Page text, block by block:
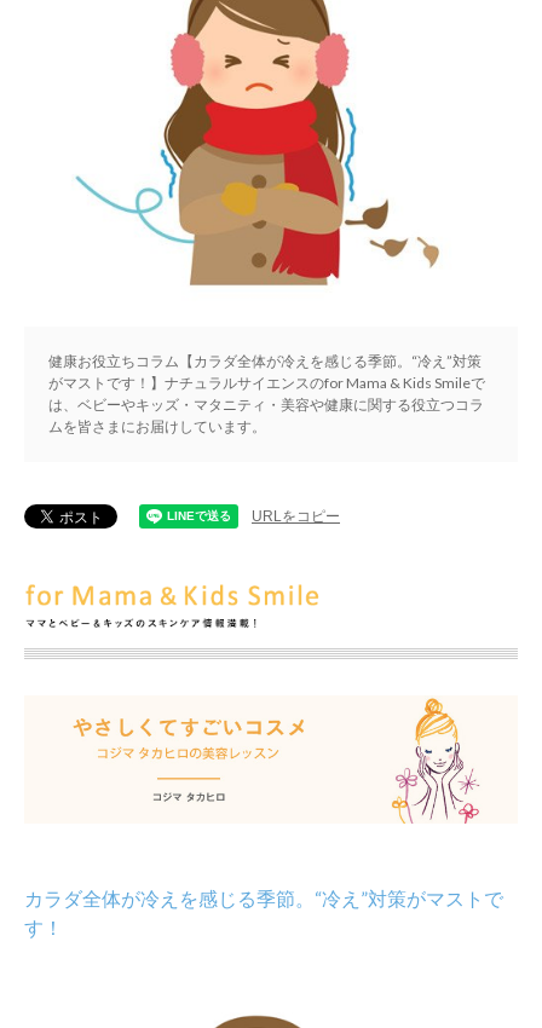
健康お役立ちコラム【カラダ全体が冷えを感じる季節。“冷え”対策
がマストです！】ナチュラルサイエンスのfor Mama & Kids Smileで
は、ベビーやキッズ・マタニティ・美容や健康に関する役立つコラ
ムを皆さまにお届けしています。
URLをコピー
カラダ全体が冷えを感じる季節。“冷え”対策がマストで
す！